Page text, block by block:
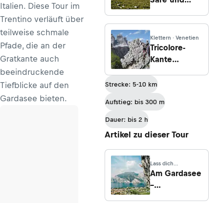
Italien. Diese Tour im
Trentino verläuft über
teilweise schmale
Pfade, die an der
Gratkante auch
beeindruckende
Tiefblicke auf den
Gardasee bieten.
Rifugio
Scotoni
Klettern · Venetien
Tricolore-
Kante
Cadingruppe)
Strecke: 5-10 km
Aufstieg: bis 300 m
Dauer: bis 2 h
Artikel zu dieser Tour
Lass dich
inspirieren
Am Gardasee
–